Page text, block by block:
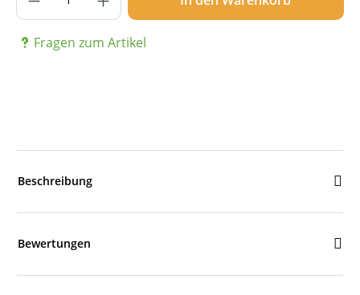
Fragen zum Artikel
Beschreibung
Bewertungen